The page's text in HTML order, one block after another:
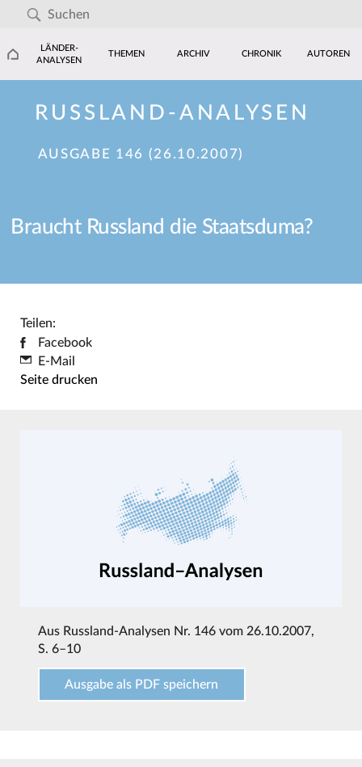
LÄNDER-
ANALYSEN
THEMEN ARCHIV CHRONIK AUTOREN
RUSSLAND-ANALYSEN
AUSGABE 146 (26.10.2007)
Braucht Russland die Staatsduma?
Teilen:
Facebook
E-Mail
Seite drucken
Aus Russland-Analysen Nr. 146 vom 26.10.2007,
S. 6–10
Ausgabe als PDF speichern